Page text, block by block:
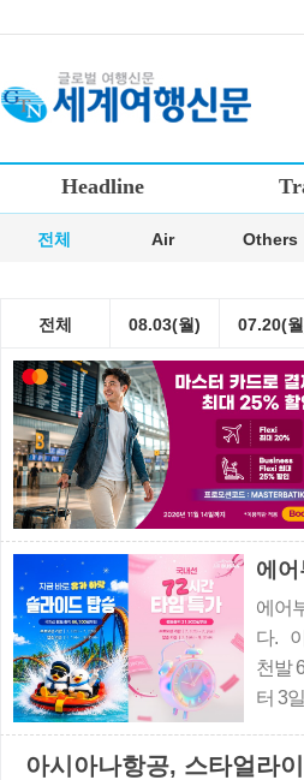
Headline
전체 Air Others
전체 08.03(월) 07.20(
에
에어
다.
천발
터 3
대만
아시아나항공, 스타얼라